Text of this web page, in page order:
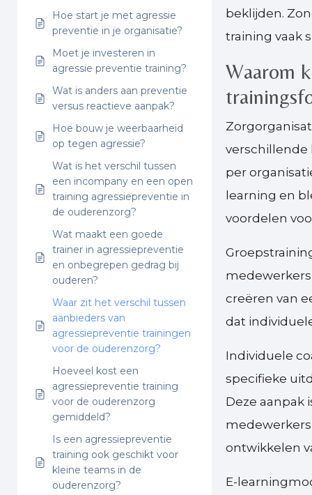
Hoe start je met agressie
preventie in je organisatie?
Moet je investeren in
agressie preventie training?
Wat is anders aan preventie
versus reactieve aanpak?
Hoe bouw je weerbaarheid
op tegen agressie?
Wat is het verschil tussen
een incompany en een open
training agressiepreventie in
de ouderenzorg?
Wat maakt een goede
trainer in agressiepreventie
en onbegrepen gedrag bij
ouderen?
Waar zit het verschil tussen
aanbieders van
agressiepreventie trainingen
voor de ouderenzorg?
Hoeveel kost een
agressiepreventie training
voor de ouderenzorg
gemiddeld?
Is een agressiepreventie
training ook geschikt voor
kleine teams in de
ouderenzorg?
beklijden.
training vaak
Waarom
per
learning en
voordelen
creëren van
dat
Individuele
specifieke
Deze aanpak
ontwikkelen
E-